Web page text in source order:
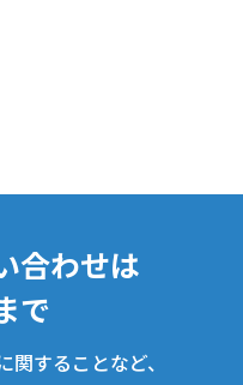
合わせは
で
することなど、